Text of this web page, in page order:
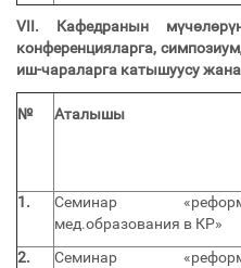
VII. Кафедранын
конференцияларга,
иш-чараларга катышуусу
№ Аталышы
1.
Семинар
мед.образования в КР»
2.
Семинар